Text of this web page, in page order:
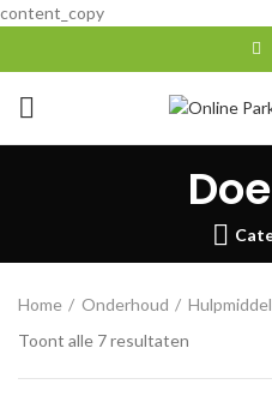
content_copy
Home Onderhoud
Toont alle 7 resultaten